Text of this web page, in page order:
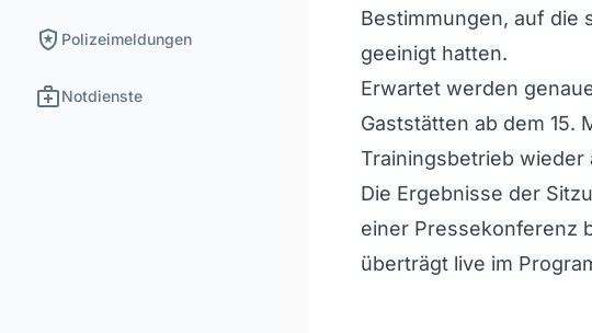
local_police Polizeimeldungen
medical_servicesNotdienste
Bestimmungen, auf die
geeinigt hatten.
Erwartet werden
Gaststätten ab dem 15.
Trainingsbetrieb
Die Ergebnisse der
einer Pressekonferenz
überträgt live im